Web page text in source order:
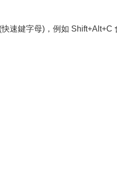
速鍵字母)，例如 Shift+Alt+C